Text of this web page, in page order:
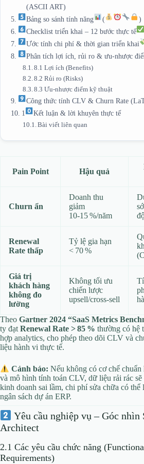
(ASCII ART)
Bảng so sánh tính năng
(
)
Checklist triển khai – 12 bước thực tế
Ước tính chi phí & thời gian triển khai
Phân tích lợi ích, rủi ro & ưu‑nhược
8.1 Lợi ích (Benefits)
8.2 Rủi ro (Risks)
8.3 Ưu‑nhược điểm kỹ thuật
Công thức tính CLV & Churn Rate
1
Kết luận & lời khuyên thực tế
Bài viết liên quan
Pain Point Hậu quả
Churn ẩn
Doanh thu
giảm
10‑15 %/năm
Renewal
Rate thấp
Tỷ lệ gia hạn
< 70 %
Giá trị
khách hàng
không đo
lường
Không tối ưu
chiến lược
upsell/cross‑sell
Theo Gartner 2024 “SaaS Metrics
ty đạt Renewal Rate > 85 % thường có hệ
hợp analytics, cho phép theo dõi CLV và
liệu hành vi thực tế.
Cảnh báo: Nếu không có cơ chế chuẩn
và mô hình tính toán CLV, dữ liệu rải rác
kinh doanh sai lầm, chi phí sửa chữa có thể
ngân sách dự án ERP.
Yêu cầu nghiệp vụ – Góc nhìn
Architect
2.1 Các yêu cầu chức năng
Requirements)